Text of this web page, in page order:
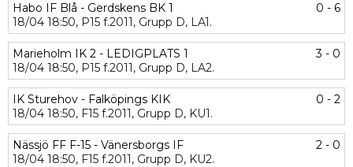
Habo IF Blå - Gerdskens BK 1
0 - 6
18/04 18:50, P15 f.2011, Grupp D, LA1.
Marieholm IK 2 - LEDIGPLATS 1
3 - 0
18/04 18:50, P15 f.2011, Grupp D, LA2.
IK Sturehov - Falköpings KIK
0 - 2
18/04 18:50, F15 f.2011, Grupp D, KU1.
Nässjö FF F-15 - Vänersborgs IF
2 - 0
18/04 18:50, F15 f.2011, Grupp D, KU2.